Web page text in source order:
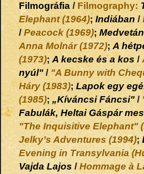
Filmográfia/ Filmography:
Elephant (1964);Indiában /
/ Peacock (1969);
Anna Molnár (1972);A
(1973); A kecske és a kos /
nyúl"/ "A Bunny with
Háry (1983); Lapok egy
(1985); „Kíváncsi Fáncsi" /
Fabulák, Heltai Gáspár
"The Inquisitive Elephant"
Jelky’s Adventures (1994);
Evening in Transylvania
Vajda Lajos/Hommage à